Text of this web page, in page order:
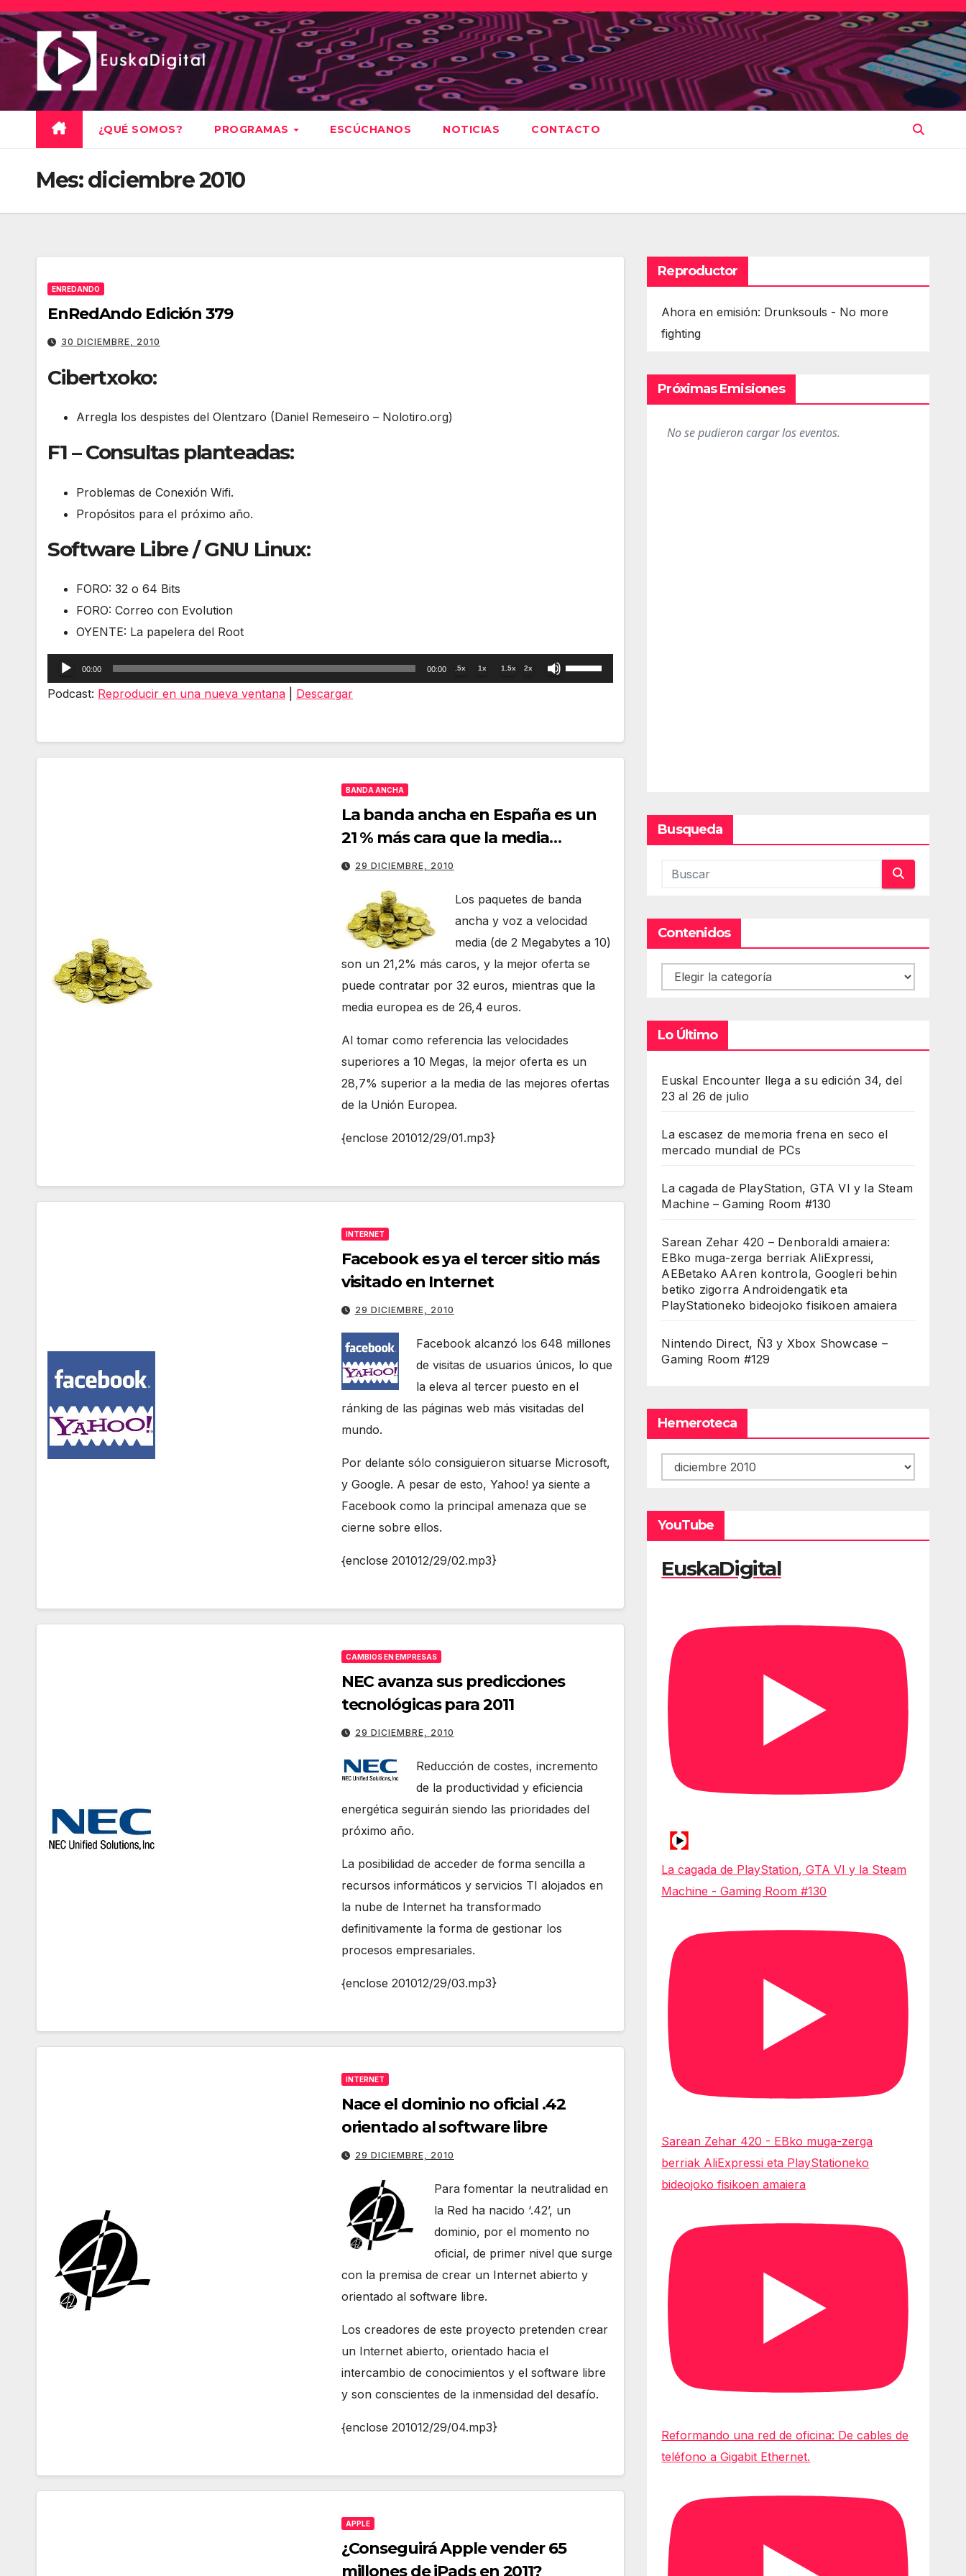
Saltar
al
contenido
¿QUÉ SOMOS? PROGRAMAS ESCÚCHANOS NOTICIAS CONTACTO
Mes:diciembre 2010
ENREDANDO
EnRedAndo Edición 379
30 DICIEMBRE, 2010
Cibertxoko:
Arregla los despistes del Olentzaro (Daniel Remeseiro – Nolotiro.org)
F1 – Consultas planteadas:
Problemas de Conexión Wifi.
Propósitos para el próximo año.
Software Libre / GNU Linux:
FORO: 32 o 64 Bits
FORO: Correo con Evolution
OYENTE: La papelera del Root
Reproductor
de
00:00 00:00 .5x 1x 1.5x 2x
Utiliza
las
aumentar
volumen.
Podcast: Reproducir en una nueva ventana Descargar
BANDA ANCHA
La banda ancha en España es un
21 % más cara que la media
europea
29 DICIEMBRE, 2010
Los paquetes de banda
ancha y voz a velocidad
media (de 2 Megabytes a 10)
son un 21,2% más caros, y la mejor oferta se
puede contratar por 32 euros, mientras que la
media europea es de 26,4 euros.
Al tomar como referencia las velocidades
superiores a 10 Megas, la mejor oferta es un
28,7% superior a la media de las mejores ofertas
de la Unión Europea.
{enclose 201012/29/01.mp3}
INTERNET
Facebook es ya el tercer sitio más
visitado en Internet
29 DICIEMBRE, 2010
Facebook alcanzó los 648 millones
de visitas de usuarios únicos, lo que
la eleva al tercer puesto en el
ránking de las páginas web más visitadas del
mundo.
Por delante sólo consiguieron situarse Microsoft,
y Google. A pesar de esto, Yahoo! ya siente a
Facebook como la principal amenaza que se
cierne sobre ellos.
{enclose 201012/29/02.mp3}
CAMBIOS EN EMPRESAS
NEC avanza sus predicciones
tecnológicas para 2011
29 DICIEMBRE, 2010
Reducción de costes, incremento
de la productividad y eficiencia
energética seguirán siendo las prioridades del
próximo año.
La posibilidad de acceder de forma sencilla a
recursos informáticos y servicios TI alojados en
la nube de Internet ha transformado
definitivamente la forma de gestionar los
procesos empresariales.
{enclose 201012/29/03.mp3}
INTERNET
Nace el dominio no oficial .42
orientado al software libre
29 DICIEMBRE, 2010
Para fomentar la neutralidad en
la Red ha nacido ‘.42’, un
dominio, por el momento no
oficial, de primer nivel que surge
con la premisa de crear un Internet abierto y
orientado al software libre.
Los creadores de este proyecto pretenden crear
un Internet abierto, orientado hacia el
intercambio de conocimientos y el software libre
y son conscientes de la inmensidad del desafío.
{enclose 201012/29/04.mp3}
APPLE
¿Conseguirá Apple vender 65
millones de iPads en 2011?
Reproductor
Ahora en emisión: Drunksouls - No more
fighting
Próximas Emisiones
Busqueda
Contenidos
Contenidos
Lo Último
Euskal Encounter llega a su edición 34, del
23 al 26 de julio
La escasez de memoria frena en seco el
mercado mundial de PCs
La cagada de PlayStation, GTA VI y la Steam
Machine – Gaming Room #130
Sarean Zehar 420 – Denboraldi amaiera:
EBko muga-zerga berriak AliExpressi,
AEBetako AAren kontrola, Googleri behin
betiko zigorra Androidengatik eta
PlayStationeko bideojoko fisikoen amaiera
Nintendo Direct, Ñ3 y Xbox Showcase –
Gaming Room #129
Hemeroteca
Hemeroteca
YouTube
EuskaDigital
La cagada de PlayStation, GTA VI y la Steam
Machine - Gaming Room #130
Sarean Zehar 420 - EBko muga-zerga
berriak AliExpressi eta PlayStationeko
bideojoko fisikoen amaiera
Reformando una red de oficina: De cables de
teléfono a Gigabit Ethernet.